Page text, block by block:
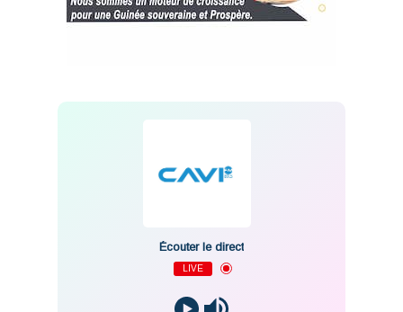
Écouter le direct
LIVE